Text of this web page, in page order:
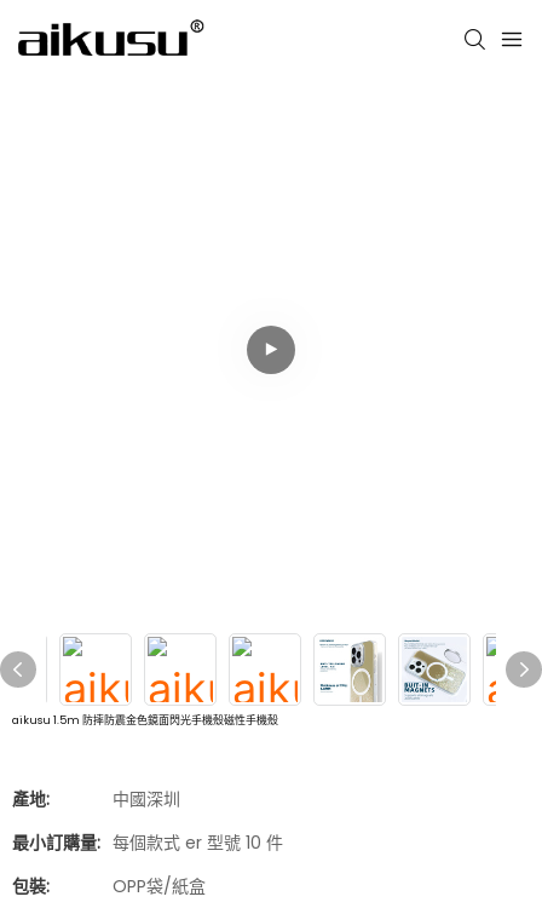
aikusu 1.5m 防摔防震金色鏡面閃光手機殼磁性手機殼
產地:
中國深圳
最小訂購量: 每個款式 er 型號 10 件
包裝:
OPP袋/紙盒